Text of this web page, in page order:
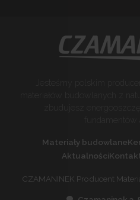
Materiały budowlane
Aktualności
CZAMANINEK Producent